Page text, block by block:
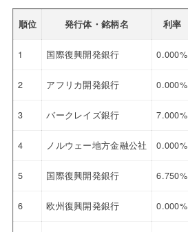
順位 発行体・銘柄名 利率
1 国際復興開発銀行 0.000%
2 アフリカ開発銀行 0.000%
3 バークレイズ銀行 7.000%
4 ノルウェー地方金融公社 0.000%
5 国際復興開発銀行 6.750%
6 欧州復興開発銀行 0.000%